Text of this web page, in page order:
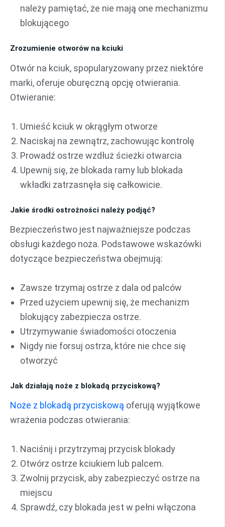
należy pamiętać, że nie mają one mechanizmu
blokującego
Zrozumienie otworów na kciuki
Otwór na kciuk, spopularyzowany przez niektóre
marki, oferuje oburęczną opcję otwierania.
Otwieranie:
Umieść kciuk w okrągłym otworze
Naciskaj na zewnątrz, zachowując kontrolę
Prowadź ostrze wzdłuż ścieżki otwarcia
Upewnij się, że blokada ramy lub blokada
wkładki zatrzasnęła się całkowicie.
Jakie środki ostrożności należy podjąć?
Bezpieczeństwo jest najważniejsze podczas
obsługi każdego noża. Podstawowe wskazówki
dotyczące bezpieczeństwa obejmują:
Zawsze trzymaj ostrze z dala od palców
Przed użyciem upewnij się, że mechanizm
blokujący zabezpiecza ostrze.
Utrzymywanie świadomości otoczenia
Nigdy nie forsuj ostrza, które nie chce się
otworzyć
Jak działają noże z blokadą przyciskową?
Noże z blokadą przyciskową oferują wyjątkowe
wrażenia podczas otwierania:
Naciśnij i przytrzymaj przycisk blokady
Otwórz ostrze kciukiem lub palcem.
Zwolnij przycisk, aby zabezpieczyć ostrze na
miejscu
Sprawdź, czy blokada jest w pełni włączona